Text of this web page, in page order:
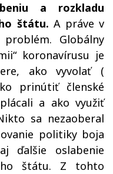
a rozkladu
štátu. A práve v
Globálny
koronavírusu je
ako vyvolať (
prinútiť členské
a ako využiť
sa nezaoberal
politiky boja
ďalšie oslabenie
štátu. Z tohto